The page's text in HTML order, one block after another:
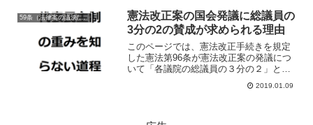
59条（法律案の議決/衆議院の優越）
憲法改正案の国会発議に総議員の
3分の2の賛成が求められる理由
このページでは、憲法改正手続きを規定
した憲法第96条が憲法改正案の発議につ
いて「各議院の総議員の３分の２」とい
う厳しい要件を設定している理由につい
2019.01.09